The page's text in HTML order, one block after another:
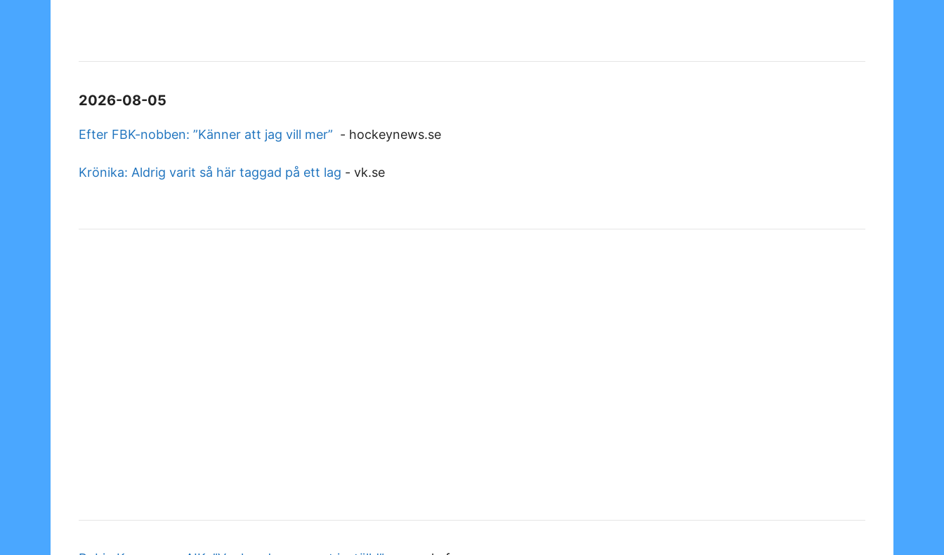
2026-08-05
Efter FBK-nobben: ”Känner att jag vill mer” - hockeynews.se
Krönika: Aldrig varit så här taggad på ett lag - vk.se